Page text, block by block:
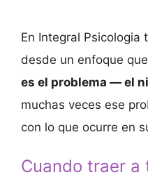
En Integral Psicologia
desde un enfoque
es el problema — el
muchas veces ese
con lo que ocurre en
Cuando traer a